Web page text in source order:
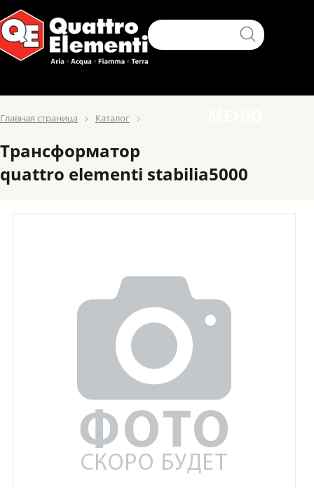
Главная страница Каталог
Трансформатор
quattro elementi stabilia5000